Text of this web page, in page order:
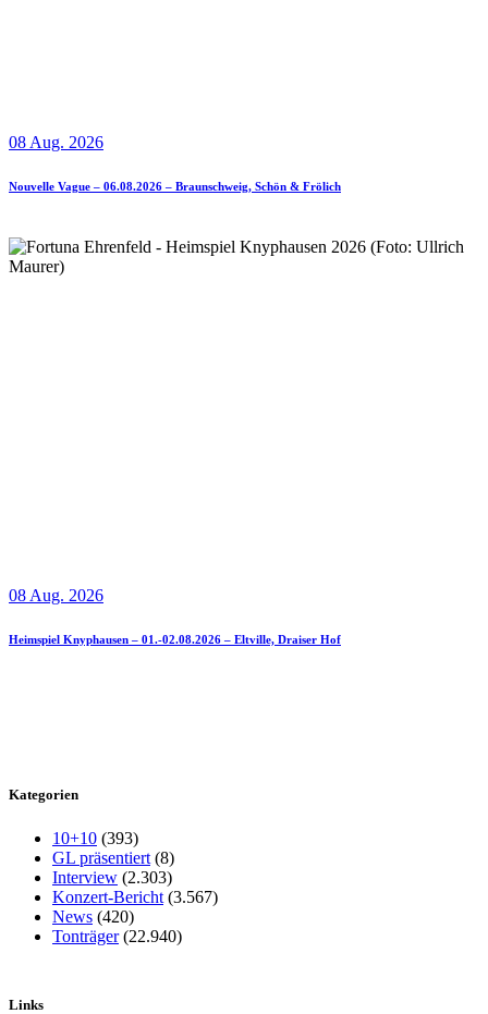
08 Aug. 2026
Nouvelle Vague – 06.08.2026 – Braunschweig, Schön & Frölich
08 Aug. 2026
Heimspiel Knyphausen – 01.-02.08.2026 – Eltville, Draiser Hof
Kategorien
10+10 (393)
GL präsentiert (8)
Interview (2.303)
Konzert-Bericht (3.567)
News (420)
Tonträger(22.940)
Links